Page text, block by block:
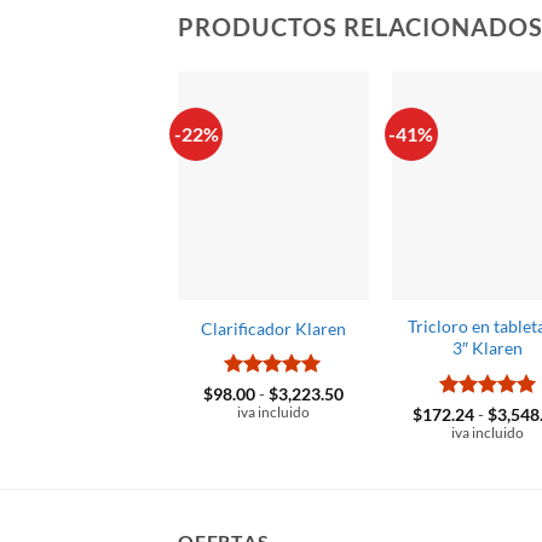
PRODUCTOS RELACIONADOS
-22%
Clarificador Klaren
Valorado
con4.94
$98.00-$3,223.50Rango
iva incluido
-41%
Tricloro en
3″ Klaren
Valorado
con5de 5
$172.24-$
iva incluido